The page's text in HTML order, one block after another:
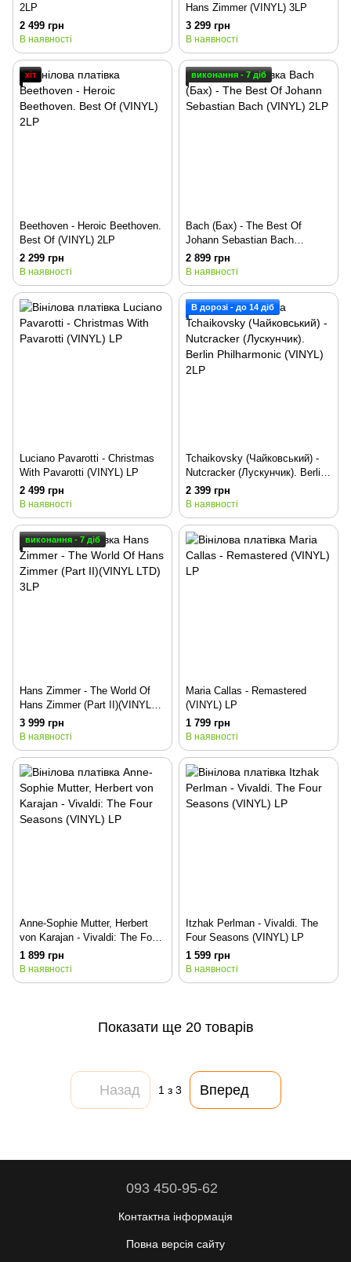
2LP
2 499 грн
В наявності
Hans Zimmer (VINYL) 3LP
3 299 грн
В наявності
хіт
Beethoven - Heroic Beethoven.
Best Of (VINYL) 2LP
2 299 грн
В наявності
виконання - 7 діб
Bach (Бах) - The Best Of
Johann Sebastian Bach
(VINYL) 2LP
2 899 грн
В наявності
Luciano Pavarotti - Christmas
With Pavarotti (VINYL) LP
2 499 грн
В наявності
В дорозі - до 14 діб
Tchaikovsky (Чайковський) -
Nutcracker (Лускунчик). Berlin
Philharmonic (VINYL) 2LP
2 399 грн
В наявності
виконання - 7 діб
Hans Zimmer - The World Of
Hans Zimmer (Part II)(VINYL
LTD) 3LP
3 999 грн
В наявності
Maria Callas - Remastered
(VINYL) LP
1 799 грн
В наявності
Anne-Sophie Mutter, Herbert
von Karajan - Vivaldi: The Four
Seasons (VINYL) LP
1 899 грн
В наявності
Itzhak Perlman - Vivaldi. The
Four Seasons (VINYL) LP
1 599 грн
В наявності
Показати ще 20 товарів
Назад 1з 3 Вперед
093 450-95-62
Контактна інформація
Повна версія сайту